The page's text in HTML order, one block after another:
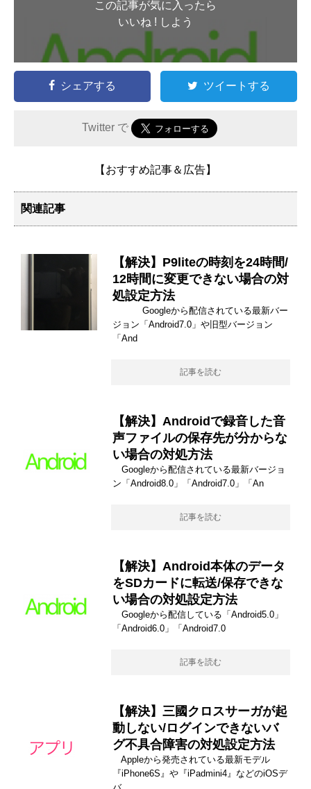
この記事が気に入ったら
いいね ! しよう
シェアする ツイートする
Twitter で
【おすすめ記事＆広告】
関連記事
【解決】P9liteの時刻を24時間/
12時間に変更できない場合の対
処設定方法
Googleから配信されている最新バー
ジョン「Android7.0」や旧型バージョン
「And
記事を読む
【解決】Androidで録音した音
声ファイルの保存先が分からな
い場合の対処方法
Googleから配信されている最新バージョ
ン「Android8.0」「Android7.0」「An
記事を読む
【解決】Android本体のデータ
をSDカードに転送/保存できな
い場合の対処設定方法
Googleから配信している「Android5.0」
「Android6.0」「Android7.0
記事を読む
【解決】三國クロスサーガが起
動しない/ログインできないバ
グ不具合障害の対処設定方法
Appleから発売されている最新モデル
『iPhone6S』や『iPadmini4』などのiOSデ